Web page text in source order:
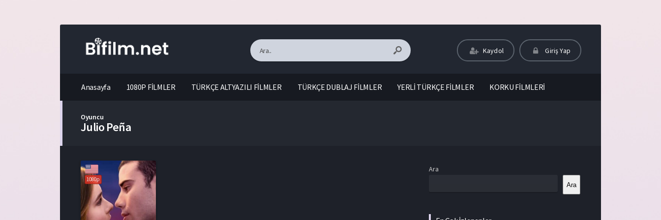
Kaydol Giriş Yap
Anasayfa 1080P FİLMLER TÜRKÇE ALTYAZILI FİLMLER TÜRKÇE DUBLAJ FİLMLER YERLİ TÜRKÇE FİLMLER KORKU FİLMLERİ
Oyuncu
Julio Peña
1080p
Ara
Ara